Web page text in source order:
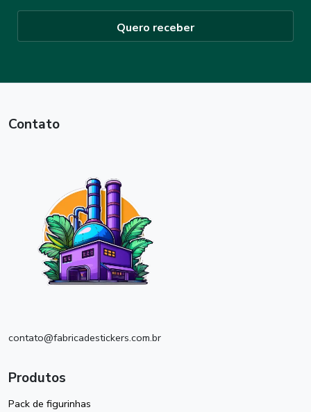
Quero receber
Contato
contato@fabricadestickers.com.br
Produtos
Pack de figurinhas